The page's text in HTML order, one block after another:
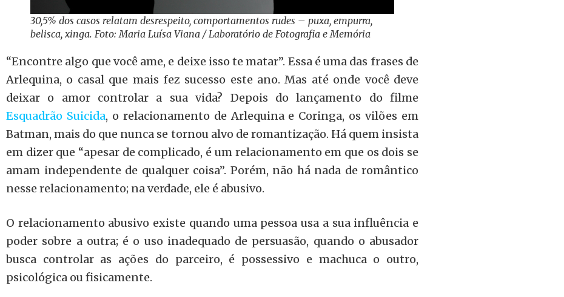
30,5% dos casos relatam desrespeito, comportamentos rudes – puxa, empurra,
belisca, xinga. Foto: Maria Luísa Viana / Laboratório de Fotografia e Memória
“Encontre algo que você ame, e deixe isso te matar”. Essa é uma das frases de
Arlequina, o casal que mais fez sucesso este ano. Mas até onde você deve
deixar o amor controlar a sua vida? Depois do lançamento do filme
Esquadrão Suicida, o relacionamento de Arlequina e Coringa, os vilões em
Batman, mais do que nunca se tornou alvo de romantização. Há quem insista
em dizer que “apesar de complicado, é um relacionamento em que os dois se
amam independente de qualquer coisa”. Porém, não há nada de romântico
nesse relacionamento; na verdade, ele é abusivo.
O relacionamento abusivo existe quando uma pessoa usa a sua influência e
poder sobre a outra; é o uso inadequado de persuasão, quando o abusador
busca controlar as ações do parceiro, é possessivo e machuca o outro,
psicológica ou fisicamente.